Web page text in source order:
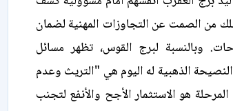
من الصمت عن التجاوزات المهنية لضمان
وبالنسبة لبرج القوس، تظهر مسائل
الذهبية له اليوم هي "التريث وعدم
هو الاستثمار الأجح والأنفع لتجنب